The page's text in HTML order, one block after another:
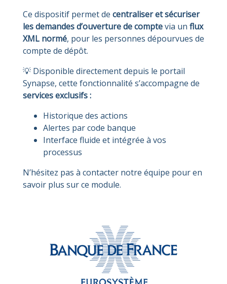
Ce dispositif permet de centraliser et sécuriser
les demandes d’ouverture de comptevia un flux
XML normé, pour les personnes dépourvues de
compte de dépôt.
💡 Disponible directement depuis le portail
Synapse, cette fonctionnalité s’accompagne de
services exclusifs :
Historique des actions
Alertes par code banque
Interface fluide et intégrée à vos
processus
N’hésitez pas à contacter notre équipe pour en
savoir plus sur ce module.